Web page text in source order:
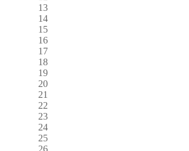
13
14
15
16
17
18
19
20
21
22
23
24
25
26